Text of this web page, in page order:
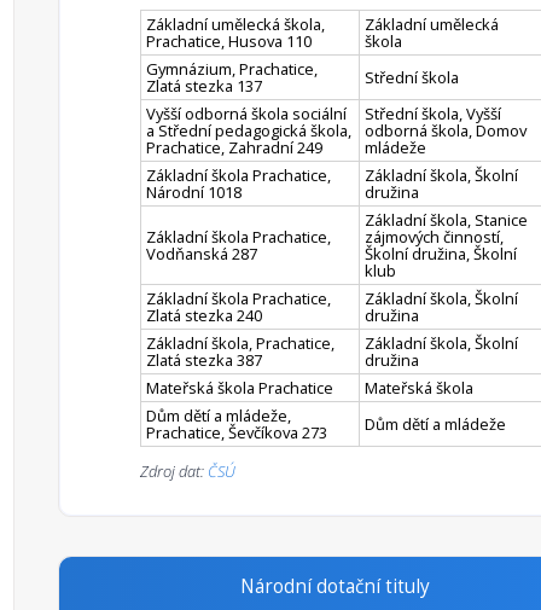
Základní umělecká škola,
Prachatice, Husova 110
Základní umělecká
škola
Gymnázium, Prachatice,
Zlatá stezka 137
Střední škola
Vyšší odborná škola sociální
a Střední pedagogická škola,
Prachatice, Zahradní 249
Střední škola, Vyšší
odborná škola, Domov
mládeže
Základní škola Prachatice,
Národní 1018
Základní škola, Školní
družina
Základní škola Prachatice,
Vodňanská 287
Základní škola, Stanice
zájmových činností,
Školní družina, Školní
klub
Základní škola Prachatice,
Zlatá stezka 240
Základní škola, Školní
družina
Základní škola, Prachatice,
Zlatá stezka 387
Základní škola, Školní
družina
Mateřská škola Prachatice
Mateřská škola
Dům dětí a mládeže,
Prachatice, Ševčíkova 273 Dům dětí a mládeže
Zdroj dat: ČSÚ
Národní dotační tituly